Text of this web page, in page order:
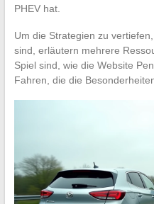
PHEV hat.
Um die Strategien zu
sind, erläutern mehrere
Spiel sind, wie die Website
Fahren, die die